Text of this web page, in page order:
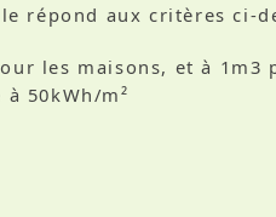
répond aux critères ci-
les maisons, et à 1m3
50kWh/m²